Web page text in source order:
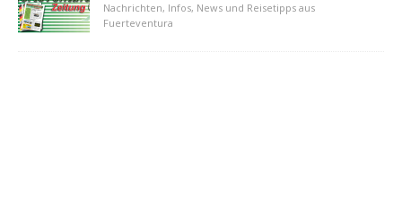
Nachrichten, Infos, News und Reisetipps aus
Fuerteventura